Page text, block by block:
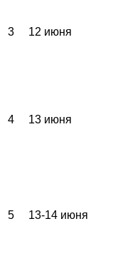
3 12 июня
4 13 июня
5 13-14 июня